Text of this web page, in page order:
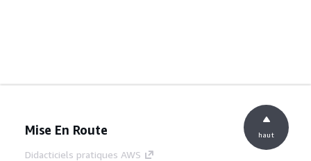
Mise En Route
Didacticiels pratiques AWS
haut